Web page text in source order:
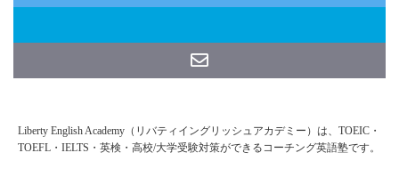
Liberty English Academy（リバティイングリッシュアカデミー）は、TOEIC・
TOEFL・IELTS・英検・高校/大学受験対策ができるコーチング英語塾です。